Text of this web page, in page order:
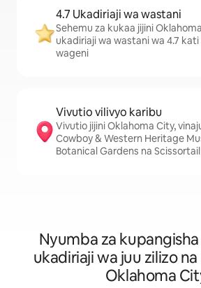
4.7 Ukadiriaji wa wastani
Sehemu za kukaa jijini
ukadiriaji wa wastani wa 4.7
wageni
Vivutio vilivyo karibu
Vivutio jijini Oklahoma City,
Cowboy & Western Heritage
Botanical Gardens na
Nyumba za
ukadiriaji wa juu zilizo
Oklahoma